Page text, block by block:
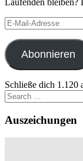
E-
Mail-
Adresse
Abonnieren
Schließe dich 1.120
Search
for:
Auszeichungen